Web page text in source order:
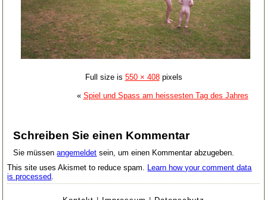
Full size is 550 × 408pixels
« Spiel und Spass am heissesten Tag des Jahres
Schreiben Sie einen Kommentar
Sie müssenangemeldet sein, um einen Kommentar abzugeben.
This site uses Akismet to reduce spam. Learn how your comment data
is processed.